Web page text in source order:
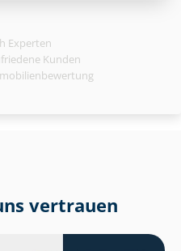
Experten
Kunden
vertrauen